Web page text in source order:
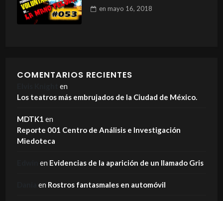
en mayo 16, 2018
COMENTARIOS RECIENTES
en
Los teatros más embrujados de la Ciudad de México.
MDTK1 en
Reporte 001 Centro de Análisis e Investigación
Miedoteca
en Evidencias de la aparición de un llamado Gris
en Rostros fantasmales en automóvil